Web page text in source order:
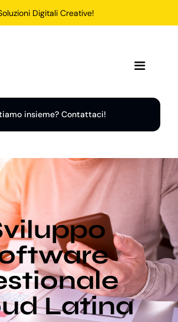
Digitali Creative!
Toggle
insieme? Contattaci!
Latina